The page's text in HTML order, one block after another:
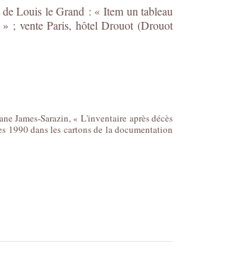
de Louis le Grand : « Item un tableau
» ; vente Paris, hôtel Drouot (Drouot
James-Sarazin, « L'inventaire après décès
1990 dans les cartons de la documentation